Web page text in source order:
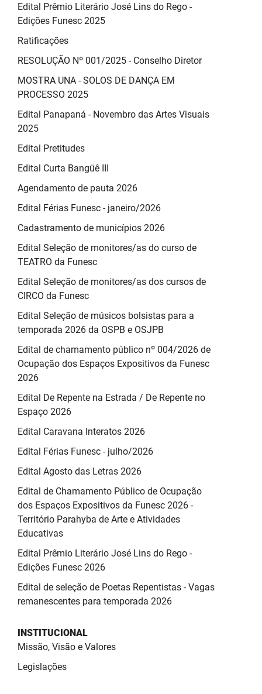
Edital Prêmio Literário José Lins do Rego -
Edições Funesc 2025
Ratificações
RESOLUÇÃO Nº 001/2025 - Conselho Diretor
MOSTRA UNA - SOLOS DE DANÇA EM
PROCESSO 2025
Edital Panapaná - Novembro das Artes Visuais
2025
Edital Pretitudes
Edital Curta Bangüê III
Agendamento de pauta 2026
Edital Férias Funesc - janeiro/2026
Cadastramento de municípios 2026
Edital Seleção de monitores/as do curso de
TEATRO da Funesc
Edital Seleção de monitores/as dos cursos de
CIRCO da Funesc
Edital Seleção de músicos bolsistas para a
temporada 2026 da OSPB e OSJPB
Edital de chamamento público nº 004/2026 de
Ocupação dos Espaços Expositivos da Funesc
2026
Edital De Repente na Estrada / De Repente no
Espaço 2026
Edital Caravana Interatos 2026
Edital Férias Funesc - julho/2026
Edital Agosto das Letras 2026
Edital de Chamamento Público de Ocupação
dos Espaços Expositivos da Funesc 2026 -
Território Parahyba de Arte e Atividades
Educativas
Edital Prêmio Literário José Lins do Rego -
Edições Funesc 2026
Edital de seleção de Poetas Repentistas - Vagas
remanescentes para temporada 2026
INSTITUCIONAL
Missão, Visão e Valores
Legislações